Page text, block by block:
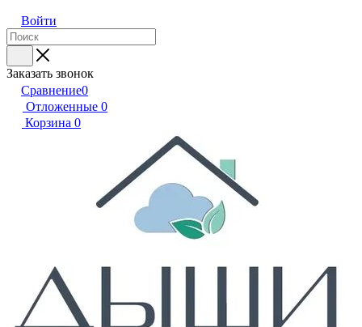
Войти
Заказать звонок
Сравнение0
Отложенные 0
Корзина 0